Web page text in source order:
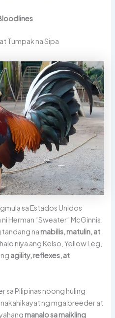
Tumpak na Sipa
sa Estados Unidos
Herman “Sweater” McGinnis.
tandang na mabilis, matulin, at
niya ang Kelso, Yellow Leg,
agility, reflexes, at
sa Pilipinas noong huling
ng mga breeder at
manalo sa maikling